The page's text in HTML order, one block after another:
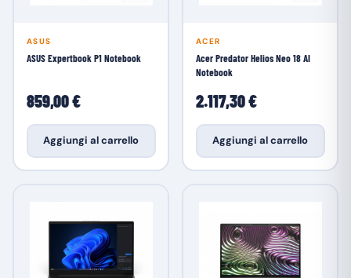
ASUS
ASUS Expertbook P1 Notebook
859,00 €
Aggiungi al carrello
ACER
Acer Predator Helios Neo 18 AI
Notebook
2.117,30 €
Aggiungi al carrello